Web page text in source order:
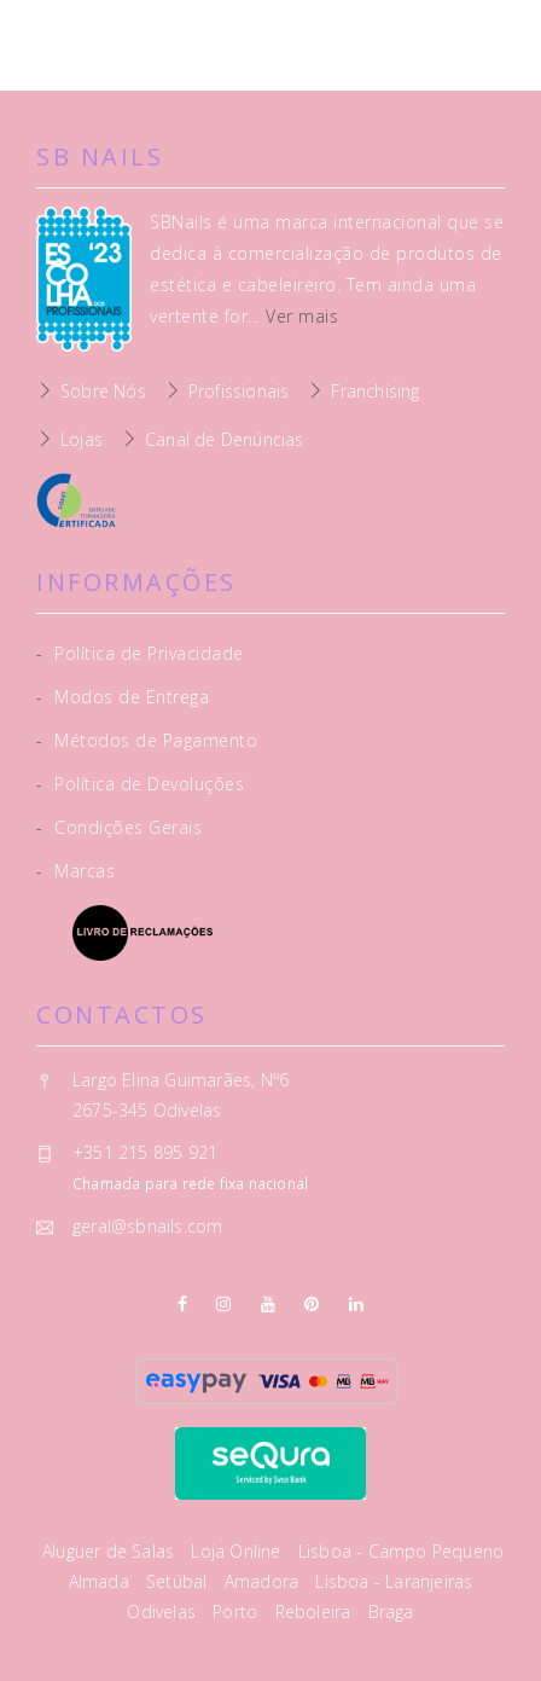
SB NAILS
SBNails é uma marca internacional que se
dedica à comercialização de produtos de
estética e cabeleireiro. Tem ainda uma
vertente for...Ver mais
Sobre Nós Profissionais Franchising
Lojas Canal de Denúncias
INFORMAÇÕES
-
Política de Privacidade
-
Modos de Entrega
-
Métodos de Pagamento
-
Política de Devoluções
-
Condições Gerais
-
Marcas
CONTACTOS
Largo Elina Guimarães, Nº6
2675-345 Odivelas
+351 215 895 921
Chamada para rede fixa nacional
geral@sbnails.com
Aluguer de Salas Loja Online
Lisboa - Campo Pequeno
Almada
Setúbal Amadora
Lisboa - Laranjeiras
Odivelas
Porto Reboleira Braga